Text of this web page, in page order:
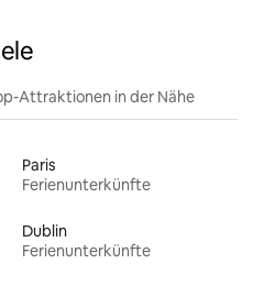
Attraktionen in der Nähe
Paris
Ferienunterkünfte
Dublin
Ferienunterkünfte